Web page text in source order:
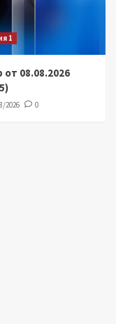
1
08.08.2026
2026 0